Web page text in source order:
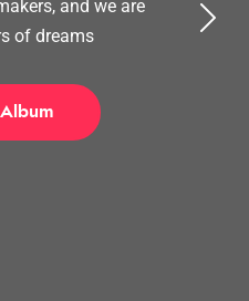
and we are
of dreams